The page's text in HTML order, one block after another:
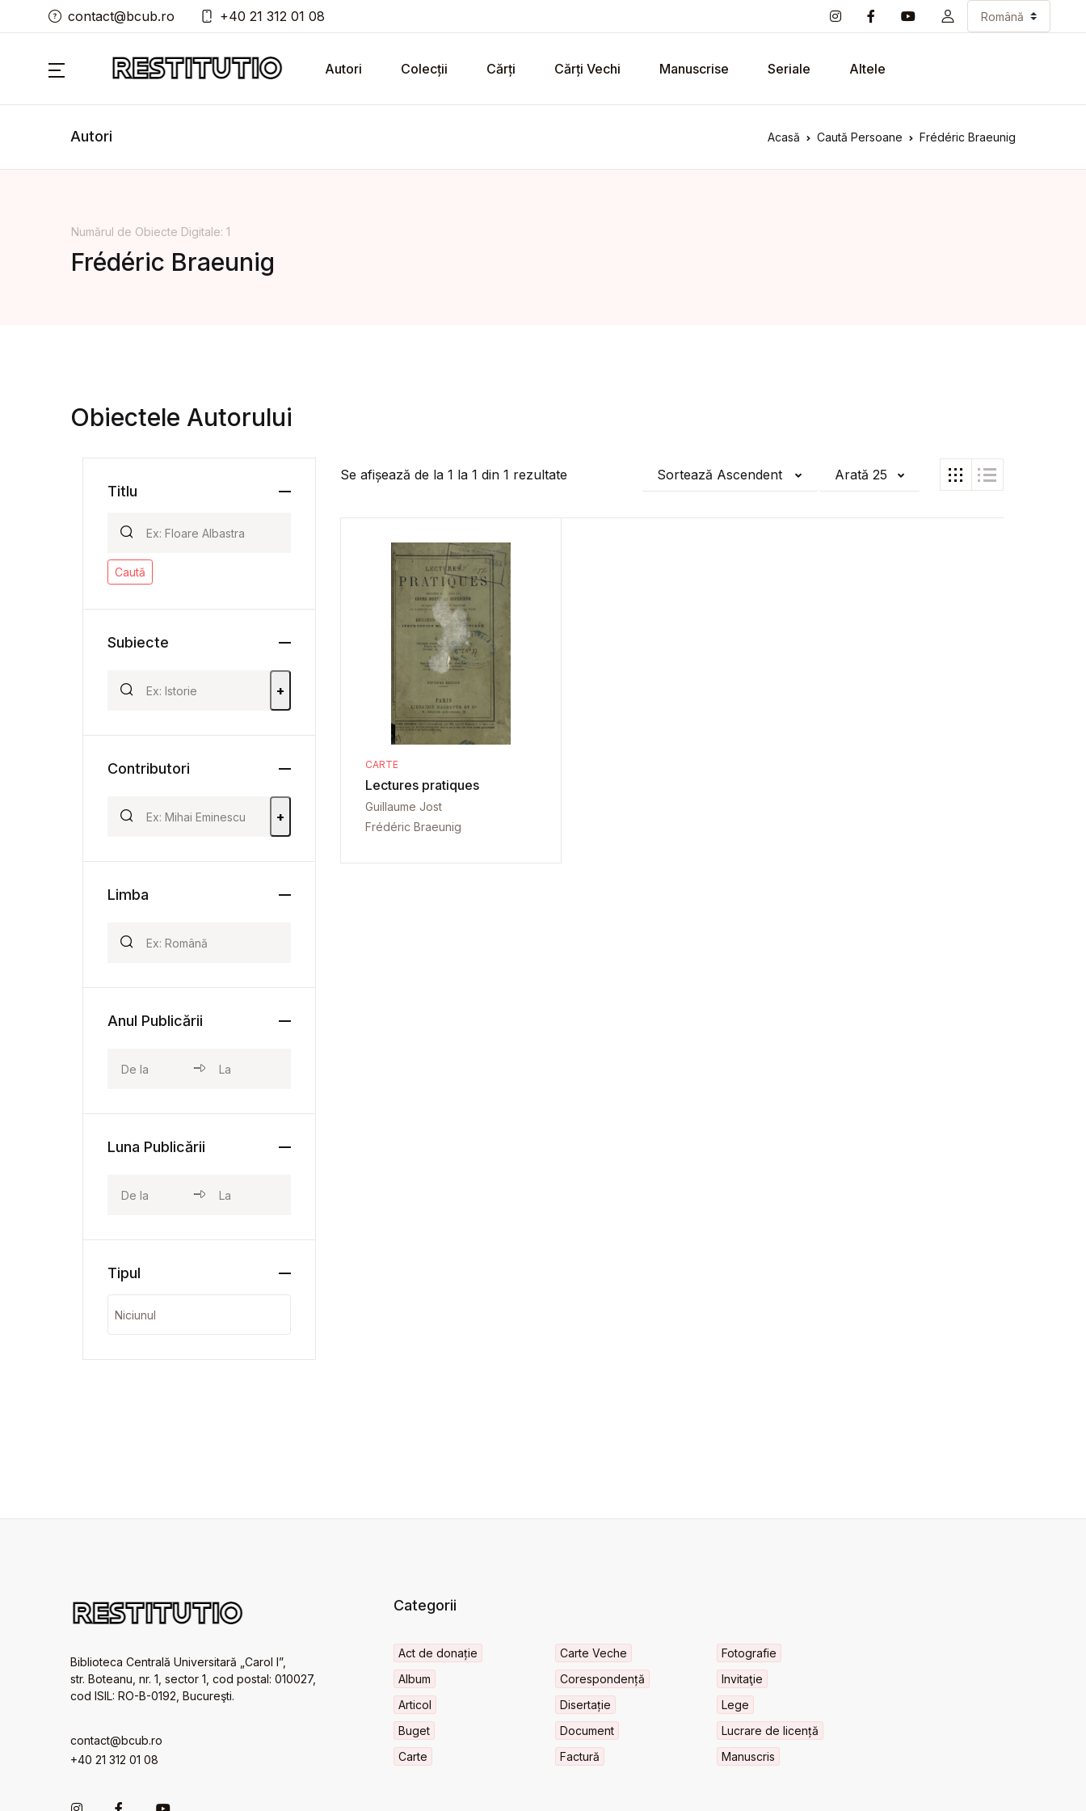
contact@bcub.ro +40 21 312 01 08
Autori Colecții Cărți Cărți Vechi Manuscrise Seriale Altele
Autori Acasă Caută Persoane Frédéric Braeunig
Numărul de Obiecte Digitale: 1
Frédéric Braeunig
Obiectele Autorului
Se afișează de la 1 la 1 din 1 rezultate Sortează Ascendent Arată 25
CARTE
Lectures pratiques
Guillaume Jost
Frédéric Braeunig
Titlu
Caută
Subiecte
+
Contributori
+
Limba
Anul Publicării
Luna Publicării
Tipul
Biblioteca Centrală Universitară „Carol I”,
str. Boteanu, nr. 1, sector 1, cod postal: 010027,
cod ISIL: RO-B-0192, Bucureşti.
contact@bcub.ro
+40 21 312 01 08
Categorii
Act de donație
Album
Articol
Buget
Carte
Carte Veche
Corespondență
Disertație
Document
Factură
Fotografie
Invitaţie
Lege
Lucrare de licență
Manuscris